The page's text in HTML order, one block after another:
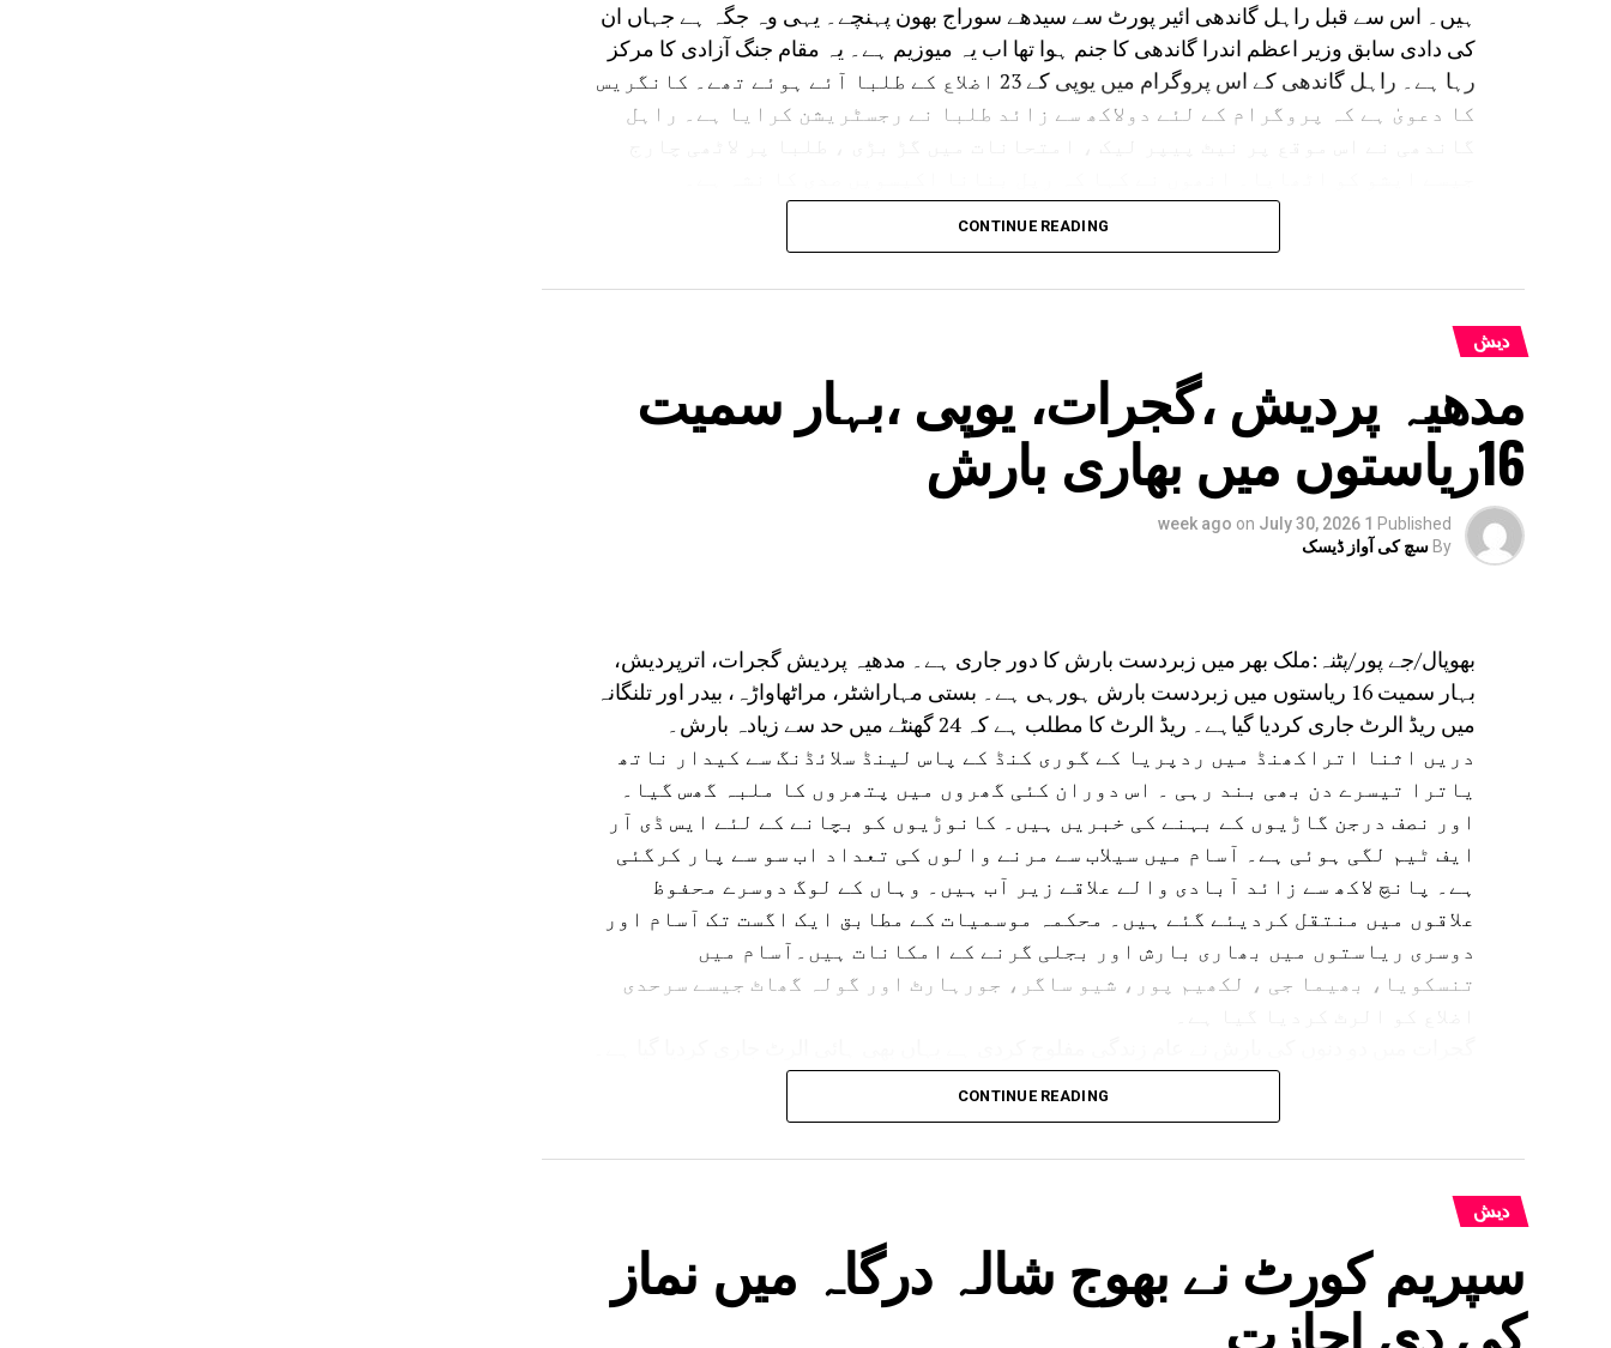
ہیں۔ اس سے قبل راہل گاندھی ائیر پورٹ سے سیدھے سوراج بھون پہنچے۔ یہی وہ جگہ ہے جہاں ان
کی دادی سابق وزیر اعظم اندرا گاندھی کا جنم ہوا تھا اب یہ میوزیم ہے۔ یہ مقام جنگ آزادی کا مرکز
رہا ہے۔ راہل گاندھی کے اس پروگرام میں یوپی کے 23 اضلاع کے طلبا آئے ہوئے تھے۔ کانگریس
کا دعویٰ ہے کہ پروگرام کے لئے دولاکھ سے زائد طلبا نے رجسٹریشن کرایا ہے۔ راہل
اس موقع پر راہل گاندھی نے کہا کہ اے آئی آپ کے ڈاٹا کے دم پر بنتا ہے ،بیسویں صدی
میں پٹرول طاقت تھا۔ لیکن اکیسویں صدی میں اے آئی طاقت ہے۔ یہ ڈاٹا آپ کا اور
CONTINUE READING
دیش
مدھیہ پردیش ،گجرات، یوپی ،بہار سمیت
16ریاستوں میں بھاری بارش
Published
1 week ago
on July 30, 2026
By سچ کی آواز ڈیسک
بھوپال/جے پور/پٹنہ:ملک بھر میں زبردست بارش کا دور جاری ہے۔ مدھیہ پردیش گجرات، اترپردیش،
بہار سمیت 16 ریاستوں میں زبردست بارش ہورہی ہے۔ بستی مہاراشٹر، مراٹھاواڑہ، بیدر اور تلنگانہ
میں ریڈ الرٹ جاری کردیا گیاہے۔ ریڈ الرٹ کا مطلب ہے کہ 24 گھنٹے میں حد سے زیادہ بارش۔
دریں اثنا اتراکھنڈ میں ردپریا کے گوری کنڈ کے پاس لینڈ سلائڈنگ سے کیدار ناتھ
یاترا تیسرے دن بھی بند رہی ۔ اس دوران کئی گھروں میں پتھروں کا ملبہ گھس گیا۔
اور نصف درجن گاڑیوں کے بہنے کی خبریں ہیں۔ کانوڑیوں کو بچانے کے لئے ایس ڈی آر
ایف ٹیم لگی ہوئی ہے۔ آسام میں سیلاب سے مرنے والوں کی تعداد اب سو سے پار کرگئی
ہے۔ پانچ لاکھ سے زائد آبادی والے علاقے زیر آب ہیں۔ وہاں کے لوگ دوسرے محفوظ
علاقوں میں منتقل کردیئے گئے ہیں۔ محکمہ موسمیات کے مطابق ایک اگست تک آسام اور
دوسری ریاستوں میں بھاری بارش اور بجلی گرنے کے امکانات ہیں۔آسام میں
تنسکویا، بھیما جی ، لکھیم پور، شیو ساگر، جورہارٹ اور گولہ گھاٹ جیسے سرحدی
مدھیہ پردیش میں بھی بارش کا الرٹ جاری کیا گیا ہے۔ وہاں کے 17 اضلع متاثر ہیں۔ یوپی ،
بہار کے کئی اضلاع میں بھی انتظامیہ الرٹ ہے۔
CONTINUE READING
دیش
سپریم کورٹ نے بھوج شالہ درگاہ میں نماز
کی دی اجازت